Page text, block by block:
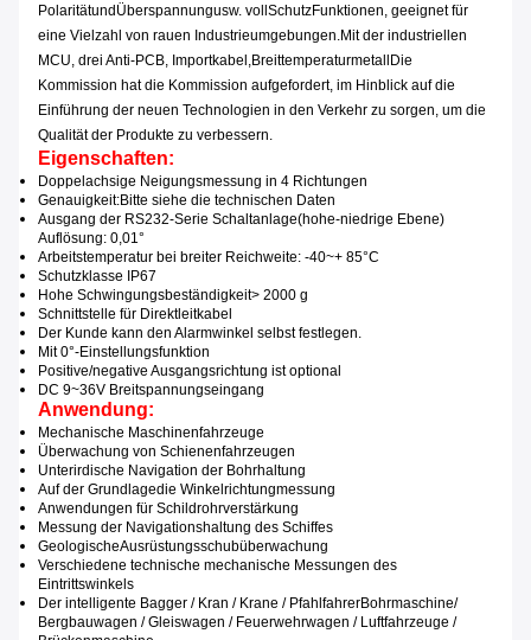
Polaritätund Überspannungusw. voll SchutzFunktionen, geeignet für
eine Vielzahl von rauen Industrieumgebungen.Mit der industriellen
MCU, drei Anti-PCB, Importkabel,Breittemperaturmetall Die
Kommission hat die Kommission aufgefordert, im Hinblick auf die
Einführung der neuen Technologien in den Verkehr zu sorgen, um die
Qualität der Produkte zu verbessern.
Eigenschaften:
Doppelachsige Neigungsmessung in 4 Richtungen
Genauigkeit:Bitte siehe die technischen Daten
Ausgang der RS232-Serie Schaltanlage(hohe-niedrige Ebene)
Auflösung: 0,01°
Arbeitstemperatur bei breiter Reichweite: -40~+ 85°C
Schutzklasse IP67
Hohe Schwingungsbeständigkeit> 2000 g
Schnittstelle für Direktleitkabel
Der Kunde kann den Alarmwinkel selbst festlegen.
Mit 0°-Einstellungsfunktion
Positive/negative Ausgangsrichtung ist optional
DC 9~36V Breitspannungseingang
Anwendung:
Mechanische Maschinenfahrzeuge
Überwachung von Schienenfahrzeugen
Unterirdische Navigation der Bohrhaltung
Auf der Grundlagedie Winkelrichtungmessung
Anwendungen für Schildrohrverstärkung
Messung der Navigationshaltung des Schiffes
GeologischeAusrüstungsschubüberwachung
Verschiedene technische mechanische Messungen des
Eintrittswinkels
Der intelligente Bagger / Kran / Krane / PfahlfahrerBohrmaschine/
Bergbauwagen / Gleiswagen / Feuerwehrwagen / Luftfahrzeuge /